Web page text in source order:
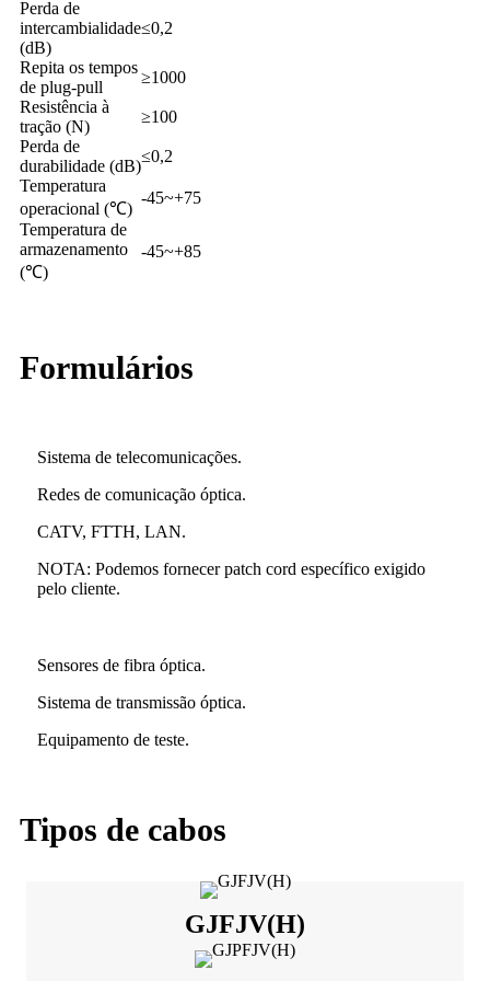
Perda de
intercambialidade
(dB)
≤0,2
Repita os tempos
de plug-pull
≥1000
Resistência à
tração (N)
≥100
Perda de
durabilidade (dB)
≤0,2
Temperatura
operacional (℃)
-45~+75
Temperatura de
armazenamento
(℃)
-45~+85
Formulários
Sistema de telecomunicações.
Redes de comunicação óptica.
CATV, FTTH, LAN.
NOTA: Podemos fornecer patch cord específico exigido
pelo cliente.
Sensores de fibra óptica.
Sistema de transmissão óptica.
Equipamento de teste.
Tipos de cabos
GJFJV(H)